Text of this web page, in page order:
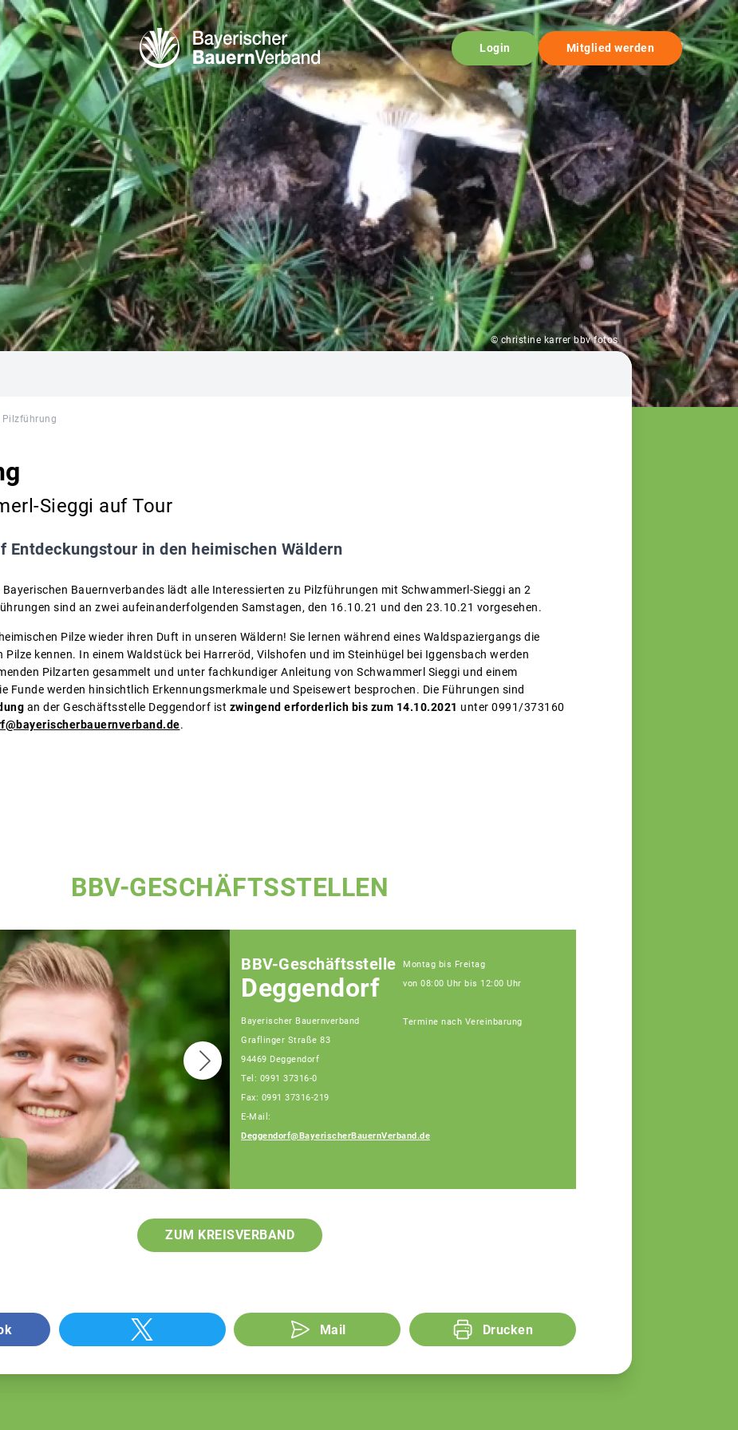
Login Mitglied werden
© christine karrer bbv fotos
Pilzführung
Sieggi auf Tour
Entdeckungstour in den heimischen Wäldern
Bauernverbandes lädt alle Interessierten zu Pilzführungen mit Schwammerl-Sieggi an 2
sind an zwei aufeinanderfolgenden Samstagen, den 16.10.21 und den 23.10.21 vorgesehen.
Pilze wieder ihren Duft in unseren Wäldern! Sie lernen während eines Waldspaziergangs die
Pilze kennen. In einem Waldstück bei Harreröd, Vilshofen und im Steinhügel bei Iggensbach werden
Pilzarten gesammelt und unter fachkundiger Anleitung von Schwammerl Sieggi und einem
Funde werden hinsichtlich Erkennungsmerkmale und Speisewert besprochen. Die Führungen sind
an der Geschäftsstelle Deggendorf ist zwingend erforderlich bis zum 14.10.2021 unter 0991/373160
.
BBV-GESCHÄFTSSTELLEN
BBV-Geschäftsstelle
Deggendorf
Bayerischer Bauernverband
Graflinger Straße 83
94469 Deggendorf
Tel: 0991 37316-0
Fax: 0991 37316-219
E-Mail:
Deggendorf@BayerischerBauernVerband.de
Montag bis Freitag
von 08:00 Uhr bis 12:00 Uhr
Termine nach Vereinbarung
ZUM KREISVERBAND
Mail Drucken